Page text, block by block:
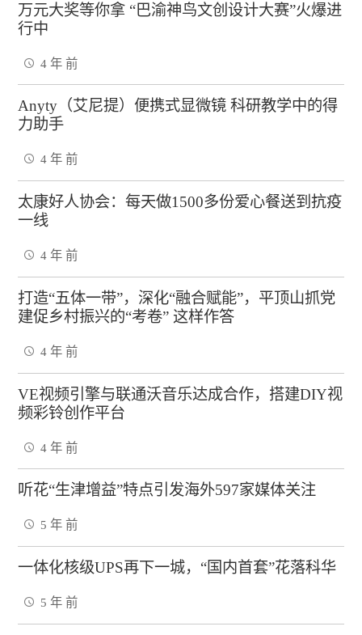
万元大奖等你拿 “巴渝神鸟文创设计大赛”火爆进
行中
4 年 前
Anyty（艾尼提）便携式显微镜 科研教学中的得
力助手
4 年 前
太康好人协会：每天做1500多份爱心餐送到抗疫
一线
4 年 前
打造“五体一带”，深化“融合赋能”，平顶山抓党
建促乡村振兴的“考卷” 这样作答
4 年 前
VE视频引擎与联通沃音乐达成合作，搭建DIY视
频彩铃创作平台
4 年 前
听花“生津增益”特点引发海外597家媒体关注
5 年 前
一体化核级UPS再下一城，“国内首套”花落科华
5 年 前